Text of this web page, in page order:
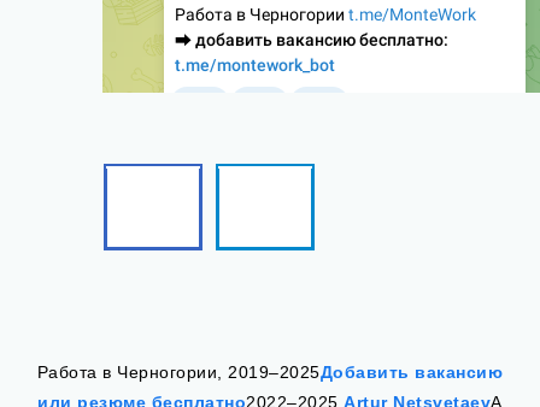
Работа в Черногории, 2019–2025Добавить вакансию
или резюме бесплатно2022–2025Artur NetsvetaevА